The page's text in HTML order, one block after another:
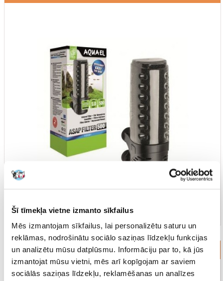
Šī tīmekļa vietne izmanto sīkfailus
Mēs izmantojam sīkfailus, lai personalizētu saturu un
reklāmas, nodrošinātu sociālo saziņas līdzekļu funkcijas
un analizētu mūsu datplūsmu. Informāciju par to, kā jūs
izmantojat mūsu vietni, mēs arī kopīgojam ar saviem
sociālās saziņas līdzekļu, reklamēšanas un analīzes
Terāriju piederumi